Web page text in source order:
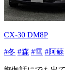
CX-30 DM8P
#冬 #森 #雪 #阿蘇